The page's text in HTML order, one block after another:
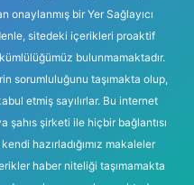
onaylanmış bir Yer Sağlayıcı
sitedeki içerikleri proaktif
bulunmamaktadır.
sorumluluğunu taşımakta olup,
etmiş sayılırlar. Bu internet
şirketi ile hiçbir bağlantısı
hazırladığımız makaleler
haber niteliği taşımamakta